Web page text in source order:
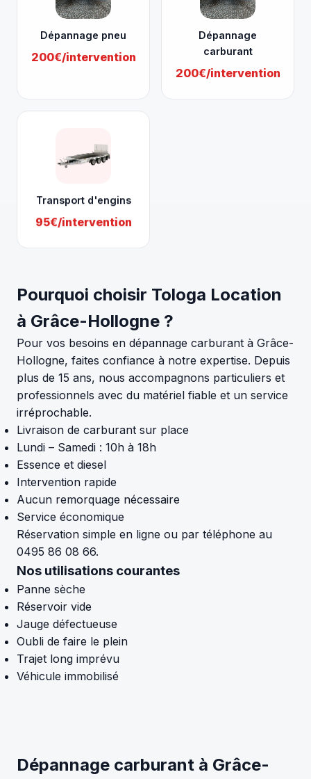
Dépannage pneu
200€/intervention
Dépannage
carburant
200€/intervention
Transport d'engins
95€/intervention
Pourquoi choisir Tologa Location
à Grâce-Hollogne ?
Pour vos besoins en dépannage carburant à Grâce-
Hollogne, faites confiance à notre expertise. Depuis
plus de 15 ans, nous accompagnons particuliers et
professionnels avec du matériel fiable et un service
irréprochable.
Livraison de carburant sur place
Lundi – Samedi : 10h à 18h
Essence et diesel
Intervention rapide
Aucun remorquage nécessaire
Service économique
Réservation simple en ligne ou par téléphone au
0495 86 08 66.
Nos utilisations courantes
Panne sèche
Réservoir vide
Jauge défectueuse
Oubli de faire le plein
Trajet long imprévu
Véhicule immobilisé
Dépannage carburant à Grâce-